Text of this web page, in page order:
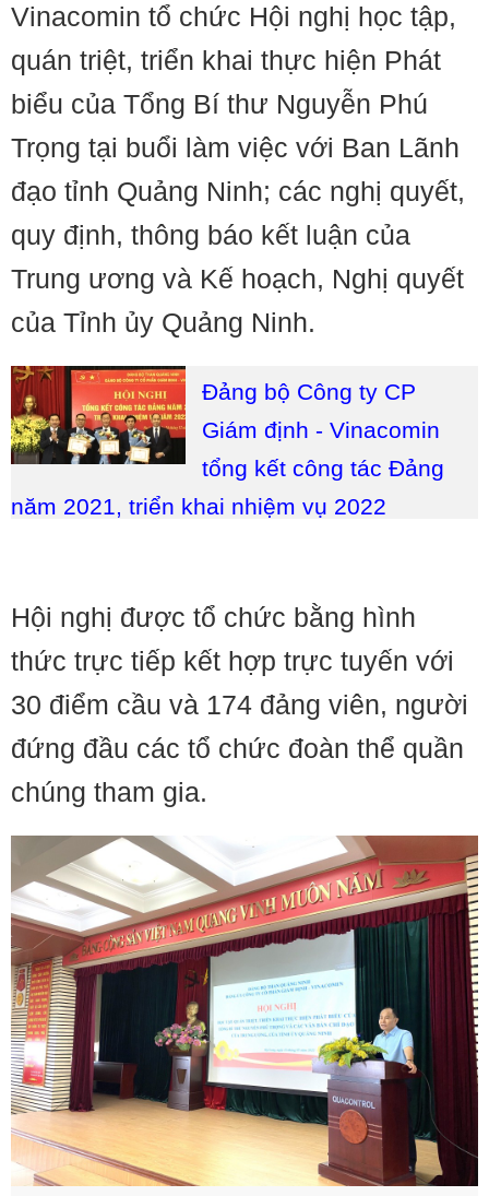
Vinacomin tổ chức Hội nghị học tập,
quán triệt, triển khai thực hiện Phát
biểu của Tổng Bí thư Nguyễn Phú
Trọng tại buổi làm việc với Ban Lãnh
đạo tỉnh Quảng Ninh; các nghị quyết,
quy định, thông báo kết luận của
Trung ương và Kế hoạch, Nghị quyết
của Tỉnh ủy Quảng Ninh.
Đảng bộ Công ty CP
Giám định - Vinacomin
tổng kết công tác Đảng
năm 2021, triển khai nhiệm vụ 2022
Hội nghị được tổ chức bằng hình
thức trực tiếp kết hợp trực tuyến với
30 điểm cầu và 174 đảng viên, người
đứng đầu các tổ chức đoàn thể quần
chúng tham gia.